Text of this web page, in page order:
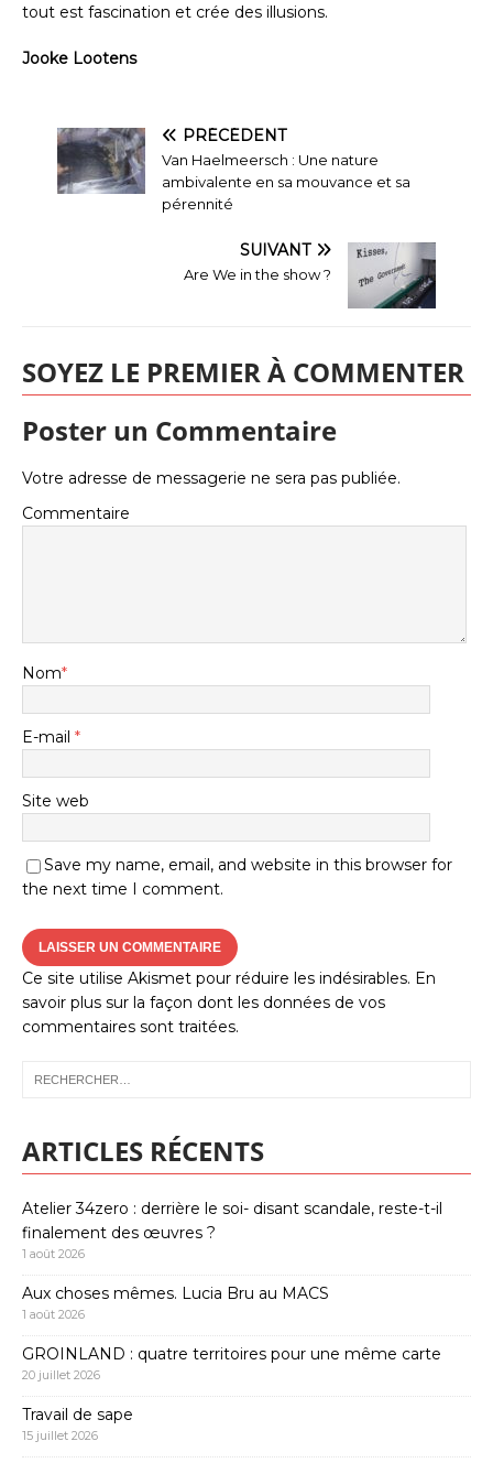
tout est fascination et crée des illusions.
Jooke Lootens
PRÉCÉDENT
Van Haelmeersch : Une nature
ambivalente en sa mouvance et sa
pérennité
SUIVANT
Are We in the show ?
SOYEZ LE PREMIER À COMMENTER
Poster un Commentaire
Votre adresse de messagerie ne sera pas publiée.
Commentaire
Nom*
E-mail *
Site web
Save my name, email, and website in this browser for
the next time I comment.
Ce site utilise Akismet pour réduire les indésirables. En
savoir plus sur la façon dont les données de vos
commentaires sont traitées.
ARTICLES RÉCENTS
Atelier 34zero : derrière le soi- disant scandale, reste-t-il
finalement des œuvres ?
1 août 2026
Aux choses mêmes. Lucia Bru au MACS
1 août 2026
GROINLAND : quatre territoires pour une même carte
20 juillet 2026
Travail de sape
15 juillet 2026